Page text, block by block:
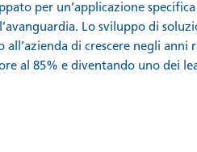
per un’applicazione
Lo sviluppo di
all’azienda di crescere negli
al 85% e diventando uno dei